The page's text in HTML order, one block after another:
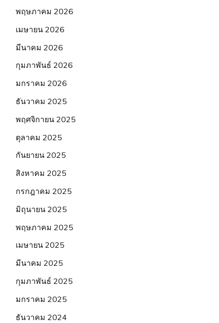
พฤษภาคม 2026
เมษายน 2026
มีนาคม 2026
กุมภาพันธ์ 2026
มกราคม 2026
ธันวาคม 2025
พฤศจิกายน 2025
ตุลาคม 2025
กันยายน 2025
สิงหาคม 2025
กรกฎาคม 2025
มิถุนายน 2025
พฤษภาคม 2025
เมษายน 2025
มีนาคม 2025
กุมภาพันธ์ 2025
มกราคม 2025
ธันวาคม 2024